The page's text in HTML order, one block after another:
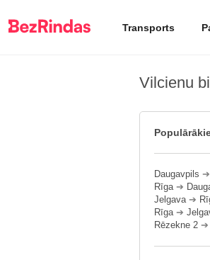
Transports
Vilcienu
Daugavpils ➔
Rīga➔
Jelgava➔
Rīga➔
Rēzekne 2 ➔